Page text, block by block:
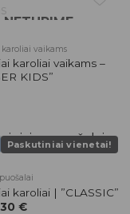
NETURIME
vaikams
karoliai vaikams –
KIDS”
Paskutiniai vienetai!
patikusios
prekės
karoliai | ”CLASSIC”
€